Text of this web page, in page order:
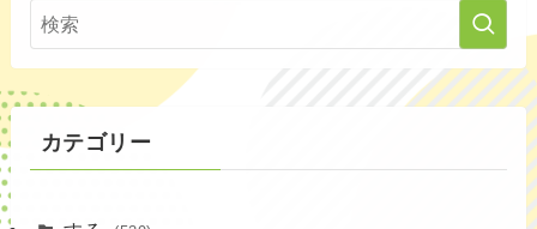
カテゴリー